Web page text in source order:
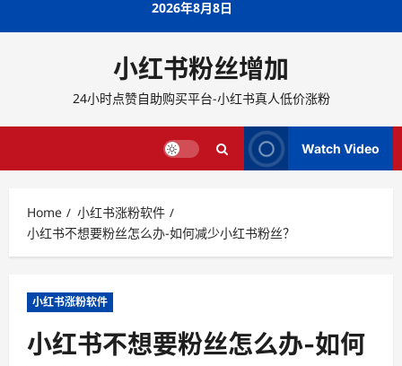
2026年8月8日
小红书粉丝增加
24小时点赞自助购买平台-小红书真人低价涨粉
Watch Video
Home
小红书涨粉软件
小红书不想要粉丝怎么办-如何减少小红书粉丝？
小红书涨粉软件
小红书不想要粉丝怎么办-如何